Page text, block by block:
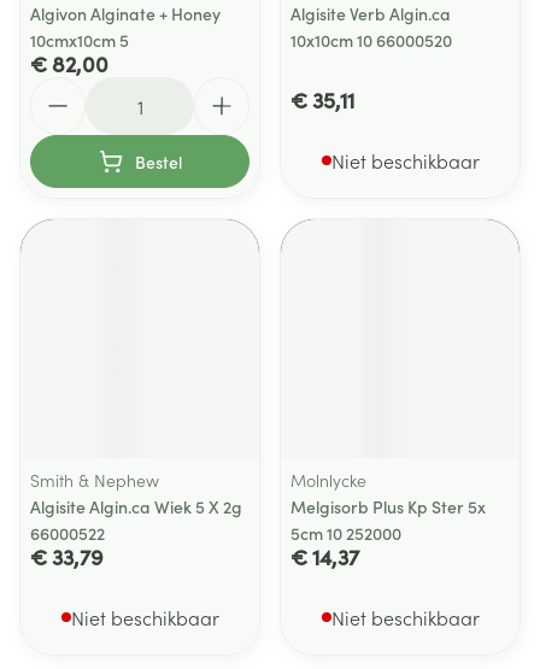
Algivon Alginate + Honey
10cmx10cm 5
€ 82,00
Bestel
Algisite Verb Algin.ca
10x10cm 10 66000520
€ 35,11
Niet beschikbaar
Smith & Nephew
Algisite Algin.ca Wiek 5 X 2g
66000522
€ 33,79
Niet beschikbaar
Molnlycke
Melgisorb Plus Kp Ster 5x
5cm 10 252000
€ 14,37
Niet beschikbaar